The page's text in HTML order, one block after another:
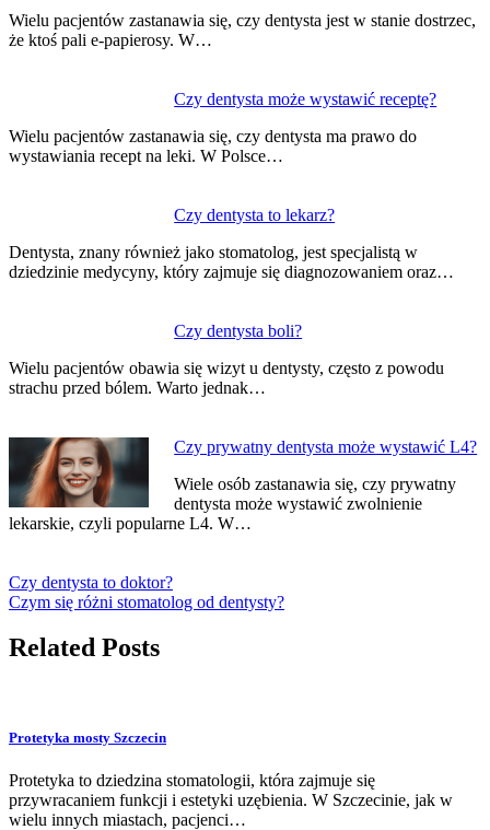
Wielu pacjentów zastanawia się, czy dentysta jest w stanie dostrzec,
że ktoś pali e-papierosy. W…
Czy dentysta może wystawić receptę?
Wielu pacjentów zastanawia się, czy dentysta ma prawo do
wystawiania recept na leki. W Polsce…
Czy dentysta to lekarz?
Dentysta, znany również jako stomatolog, jest specjalistą w
dziedzinie medycyny, który zajmuje się diagnozowaniem oraz…
Czy dentysta boli?
Wielu pacjentów obawia się wizyt u dentysty, często z powodu
strachu przed bólem. Warto jednak…
Czy prywatny dentysta może wystawić L4?
Wiele osób zastanawia się, czy prywatny
dentysta może wystawić zwolnienie
lekarskie, czyli popularne L4. W…
wpisu
Czy dentysta to doktor?
Czym się różni stomatolog od dentysty?
Related Posts
Protetyka mosty Szczecin
Protetyka to dziedzina stomatologii, która zajmuje się
przywracaniem funkcji i estetyki uzębienia. W Szczecinie, jak w
wielu innych miastach, pacjenci…